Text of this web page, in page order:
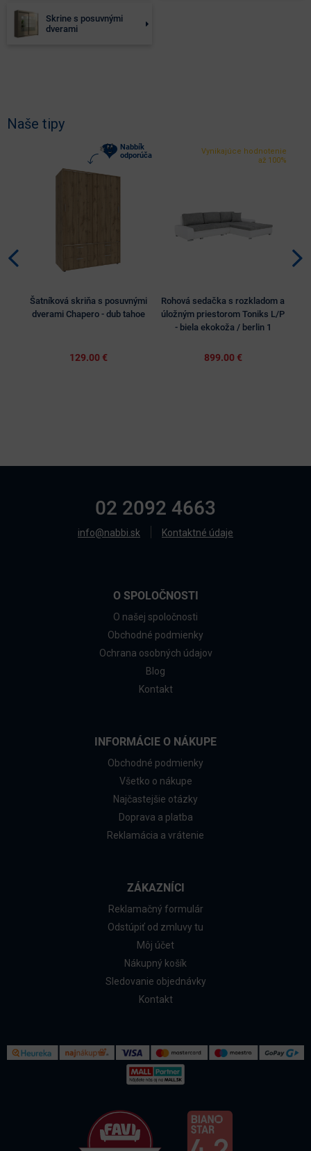
Skrine s posuvnými
dverami
Naše tipy
Nabbík
odporúča
Šatníková skriňa s posuvnými
dverami Chapero - dub tahoe
129.00 €
Vynikajúce hodnotenie
až 100%
Rohová sedačka s rozkladom a
úložným priestorom Toniks L/P
- biela ekokoža / berlin 1
899.00 €
02 2092 4663
info@nabbi.sk Kontaktné údaje
O SPOLOČNOSTI
O našej spoločnosti
Obchodné podmienky
Ochrana osobných údajov
Blog
Kontakt
INFORMÁCIE O NÁKUPE
Obchodné podmienky
Všetko o nákupe
Najčastejšie otázky
Doprava a platba
Reklamácia a vrátenie
ZÁKAZNÍCI
Reklamačný formulár
Odstúpiť od zmluvy tu
Môj účet
Nákupný košík
Sledovanie objednávky
Kontakt